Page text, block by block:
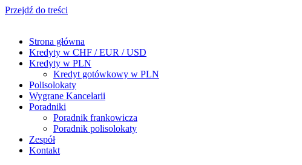
Przejdź do treści
Strona główna
Kredyty w CHF / EUR / USD
Kredyty w PLN
Kredyt gotówkowy w PLN
Polisolokaty
Wygrane Kancelarii
Poradniki
Poradnik frankowicza
Poradnik polisolokaty
Zespół
Kontakt